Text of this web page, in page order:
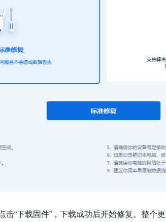
击“下载固件”，下载成功后开始修复。整个